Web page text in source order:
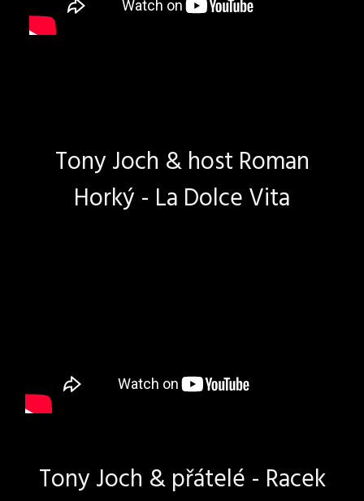
Tony Joch & host Roman
Horký - La Dolce Vita
Tony Joch & přátelé - Racek